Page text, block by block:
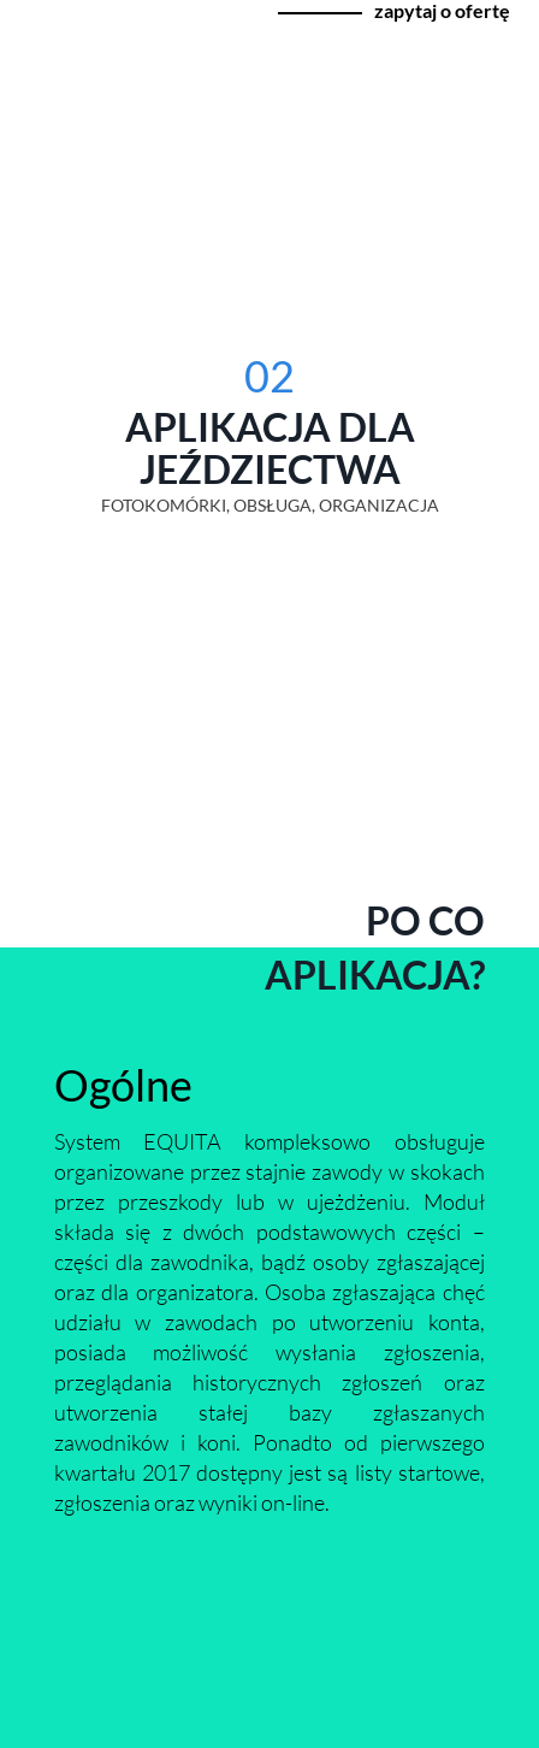
zapytaj o ofertę
02
APLIKACJA DLA
JEŹDZIECTWA
FOTOKOMÓRKI, OBSŁUGA, ORGANIZACJA
PO CO
APLIKACJA?
Ogólne
System EQUITA kompleksowo obsługuje
organizowane przez stajnie zawody w skokach
przez przeszkody lub w ujeżdżeniu. Moduł
składa się z dwóch podstawowych części –
części dla zawodnika, bądź osoby zgłaszającej
oraz dla organizatora. Osoba zgłaszająca chęć
udziału w zawodach po utworzeniu konta,
posiada możliwość wysłania zgłoszenia,
przeglądania historycznych zgłoszeń oraz
utworzenia stałej bazy zgłaszanych
zawodników i koni. Ponadto od pierwszego
kwartału 2017 dostępny jest są listy startowe,
zgłoszenia oraz wyniki on-line.